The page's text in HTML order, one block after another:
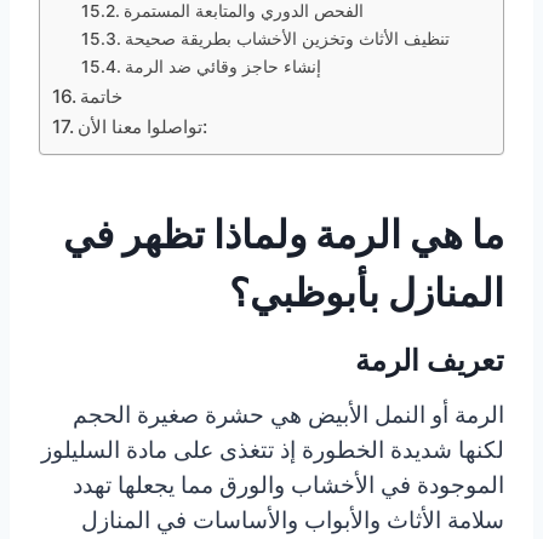
الفحص الدوري والمتابعة المستمرة
تنظيف الأثاث وتخزين الأخشاب بطريقة صحيحة
إنشاء حاجز وقائي ضد الرمة
خاتمة
تواصلوا معنا الأن:
ما هي الرمة ولماذا تظهر في
المنازل بأبوظبي؟
تعريف الرمة
الرمة أو النمل الأبيض هي حشرة صغيرة الحجم
لكنها شديدة الخطورة إذ تتغذى على مادة السليلوز
الموجودة في الأخشاب والورق مما يجعلها تهدد
سلامة الأثاث والأبواب والأساسات في المنازل